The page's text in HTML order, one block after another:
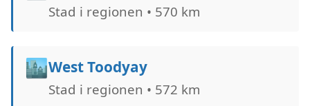
Stad i regionen • 570 km
🏙️West Toodyay
Stad i regionen • 572 km